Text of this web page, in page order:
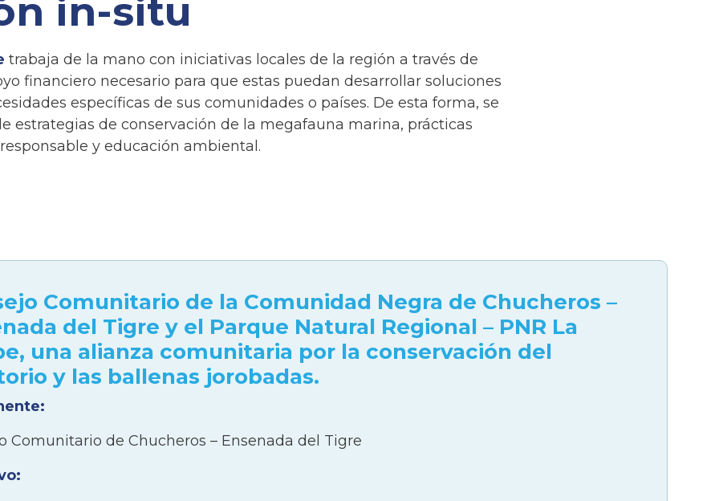
in-situ
trabaja de la mano con iniciativas locales de la región a través de
financiero necesario para que estas puedan desarrollar soluciones
específicas de sus comunidades o países. De esta forma, se
estrategias de conservación de la megafauna marina, prácticas
y educación ambiental.
Comunitario de la Comunidad Negra de Chucheros –
del Tigre y el Parque Natural Regional – PNR La
una alianza comunitaria por la conservación del
y las ballenas jorobadas.
Comunitario de Chucheros – Ensenada del Tigre